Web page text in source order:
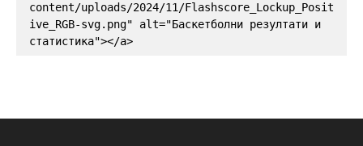
content/uploads/2024/11/Flashscore_Lockup_Posit
ive_RGB-svg.png" alt="Баскетболни резултати и
статистика"></a>